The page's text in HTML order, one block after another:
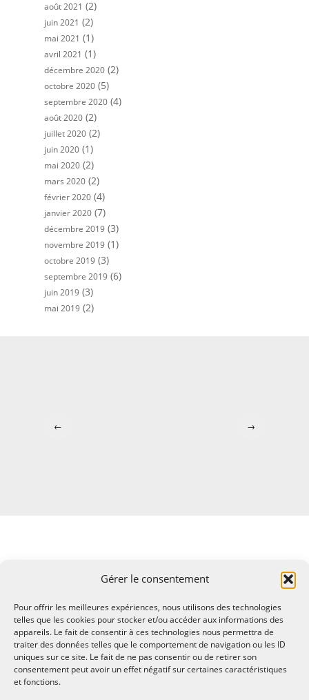
Gérer le consentement
Pour offrir les meilleures expériences, nous utilisons des technologies
telles que les cookies pour stocker et/ou accéder aux informations des
appareils. Le fait de consentir à ces technologies nous permettra de
traiter des données telles que le comportement de navigation ou les ID
uniques sur ce site. Le fait de ne pas consentir ou de retirer son
consentement peut avoir un effet négatif sur certaines caractéristiques
et fonctions.
août 2021 (2)
juin 2021 (2)
mai 2021 (1)
avril 2021 (1)
décembre 2020 (2)
octobre 2020 (5)
septembre 2020 (4)
août 2020 (2)
juillet 2020 (2)
juin 2020 (1)
mai 2020 (2)
mars 2020 (2)
février 2020 (4)
janvier 2020 (7)
décembre 2019 (3)
novembre 2019 (1)
octobre 2019 (3)
septembre 2019 (6)
juin 2019 (3)
mai 2019 (2)
← →